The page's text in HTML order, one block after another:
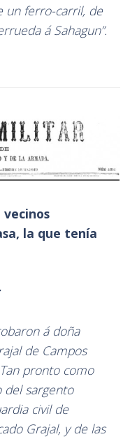
un ferro-carril, de
á Sahagun”.
la que tenía
á doña
de Campos
pronto como
del sargento
civil de
Grajal, y de las